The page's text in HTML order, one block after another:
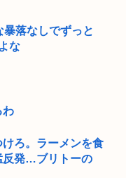
暴落なしでずっと
な
わ
けろ。ラーメンを食
反発…ブリトーの